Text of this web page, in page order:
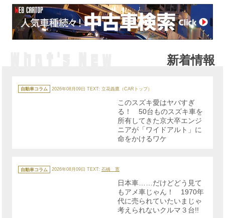
新着情報
カ
テ
ゴ
自動車コラム 2026年08月09日 TEXT: 立花義鷹（CARトップ）
このスズキ愛はヤバすぎ
る！ 50台ものスズキ車を
所有してきた京大卒エンジ
ニアが「ワイドアルト」に
命をかけるワケ
テ
ゴ
自動車コラム 2026年08月09日 TEXT: 石橋 寛
日本車……だけどどう見て
もアメ車じゃん！ 1970年
代に売られていたいまじゃ
考えられないクルマ３台!!